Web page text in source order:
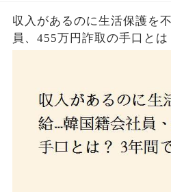
収入があるのに生活保護を
員、455万円詐取の手口と